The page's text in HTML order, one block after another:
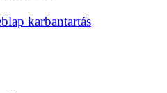
karbantartás